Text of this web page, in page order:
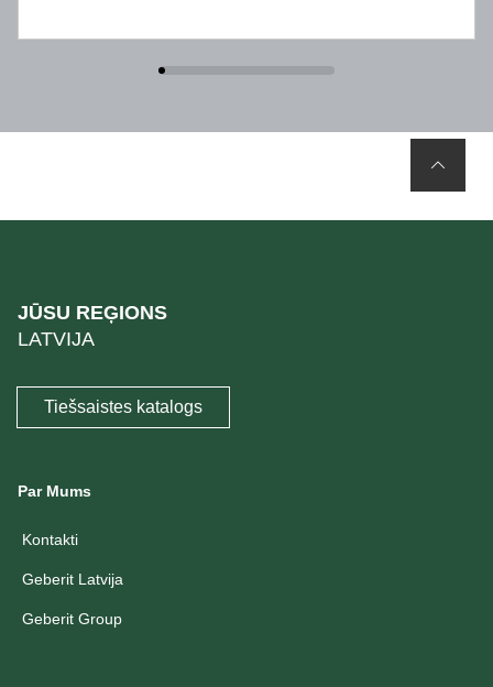
JŪSU REĢIONS
LATVIJA
Tiešsaistes katalogs
Par Mums
Kontakti
Geberit Latvija
Geberit Group